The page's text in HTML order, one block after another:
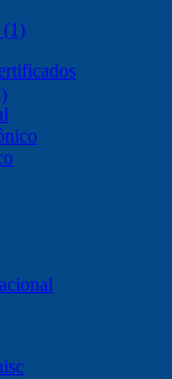
(1)